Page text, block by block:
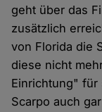
geht über das
zusätzlich
von Florida die
diese nicht
Einrichtung" für
Scarpo auch